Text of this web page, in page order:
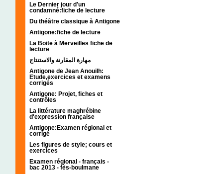
Le Dernier jour d'un
condamné:fiche de lecture
Du théâtre classique à Antigone
Antigone:fiche de lecture
La Boite à Merveilles fiche de
lecture
مهارة المقارنة والاستنتاج
Antigone de Jean Anouilh:
Etude,exercices et examens
corrigés
Antigone: Projet, fiches et
contrôles
La littérature maghrébine
d'expression française
Antigone:Examen régional et
corrigé
Les figures de style; cours et
exercices
Examen régional - français -
bac 2013 - fès-boulmane